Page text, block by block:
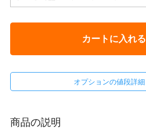
カートに入れる
オプションの値段詳細
商品の説明